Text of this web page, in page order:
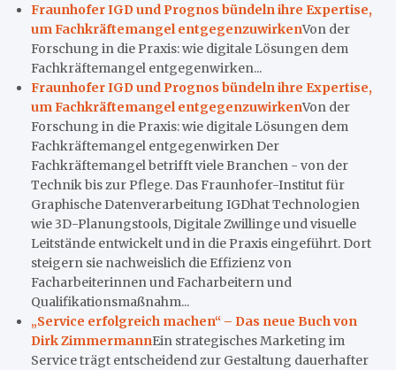
Fraunhofer IGD und Prognos bündeln ihre Expertise,
um Fachkräftemangel entgegenzuwirkenVon der
Forschung in die Praxis: wie digitale Lösungen dem
Fachkräftemangel entgegenwirken...
Fraunhofer IGD und Prognos bündeln ihre Expertise,
um Fachkräftemangel entgegenzuwirkenVon der
Forschung in die Praxis: wie digitale Lösungen dem
Fachkräftemangel entgegenwirken Der
Fachkräftemangel betrifft viele Branchen - von der
Technik bis zur Pflege. Das Fraunhofer-Institut für
Graphische Datenverarbeitung IGDhat Technologien
wie 3D-Planungstools, Digitale Zwillinge und visuelle
Leitstände entwickelt und in die Praxis eingeführt. Dort
steigern sie nachweislich die Effizienz von
Facharbeiterinnen und Facharbeitern und
Qualifikationsmaßnahm...
„Service erfolgreich machen“ – Das neue Buch von
Dirk ZimmermannEin strategisches Marketing im
Service trägt entscheidend zur Gestaltung dauerhafter